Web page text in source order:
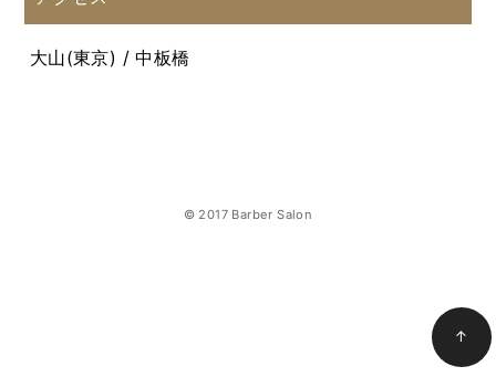
大山(東京) / 中板橋
© 2017 Barber Salon
↑